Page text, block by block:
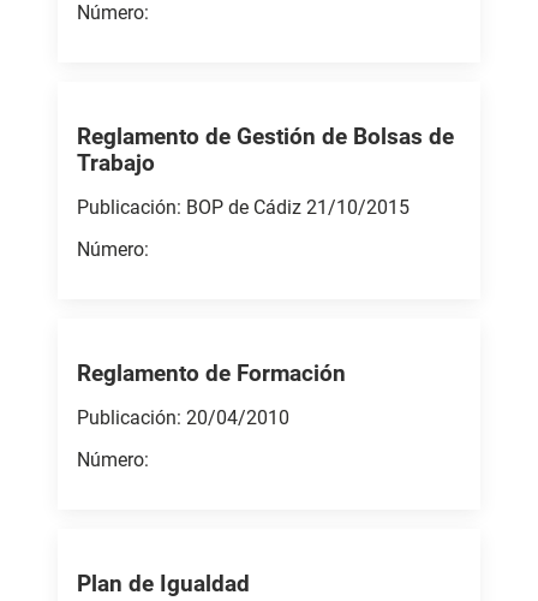
Número:
Reglamento de Gestión de Bolsas de
Trabajo
Publicación: BOP de Cádiz 21/10/2015
Número:
Reglamento de Formación
Publicación: 20/04/2010
Número:
Plan de Igualdad